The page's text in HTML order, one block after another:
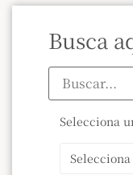
Busca
Selecciona